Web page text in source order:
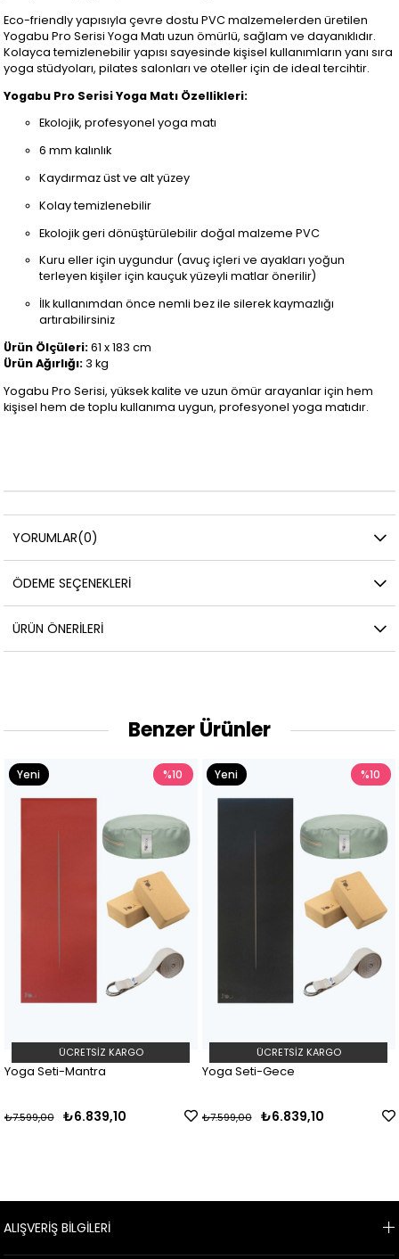
Eco-friendly yapısıyla çevre dostu PVC malzemelerden üretilen
Yogabu Pro Serisi Yoga Matı uzun ömürlü, sağlam ve dayanıklıdır.
Kolayca temizlenebilir yapısı sayesinde kişisel kullanımların yanı sıra
yoga stüdyoları, pilates salonları ve oteller için de ideal tercihtir.
Yogabu Pro Serisi Yoga Matı Özellikleri:
Ekolojik, profesyonel yoga matı
6 mm kalınlık
Kaydırmaz üst ve alt yüzey
Kolay temizlenebilir
Ekolojik geri dönüştürülebilir doğal malzeme PVC
Kuru eller için uygundur (avuç içleri ve ayakları yoğun
terleyen kişiler için kauçuk yüzeyli matlar önerilir)
İlk kullanımdan önce nemli bez ile silerek kaymazlığı
artırabilirsiniz
Ürün Ölçüleri:61 x 183 cm
Ürün Ağırlığı: 3 kg
Yogabu Pro Serisi, yüksek kalite ve uzun ömür arayanlar için hem
kişisel hem de toplu kullanıma uygun, profesyonel yoga matıdır.
YORUMLAR(0)
ÖDEME SEÇENEKLERI
ÜRÜN ÖNERILERI
Benzer Ürünler
Yoga Seti-Mantra
₺6.839,10
₺7.599,00
%10
ÜCRETSIZ KARGO
Yeni
Ürün
Yoga Seti-Gece
₺6.839,10
₺7.599,00
%10
ÜCRETSIZ KARGO
Yeni
Ürün
ALIŞVERİŞ BİLGİLERİ